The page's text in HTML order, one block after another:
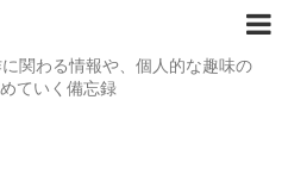
関わる情報や、個人的な趣味の
ていく備忘録